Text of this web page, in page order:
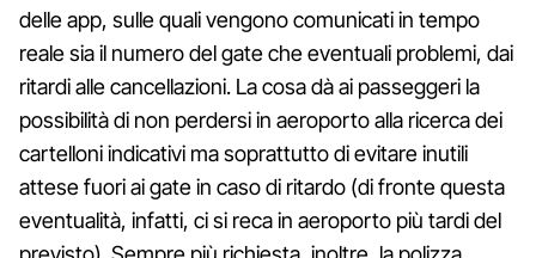
delle app, sulle quali vengono comunicati in tempo
reale sia il numero del gate che eventuali problemi, dai
ritardi alle cancellazioni. La cosa dà ai passeggeri la
possibilità di non perdersi in aeroporto alla ricerca dei
cartelloni indicativi ma soprattutto di evitare inutili
attese fuori ai gate in caso di ritardo (di fronte questa
eventualità, infatti, ci si reca in aeroporto più tardi del